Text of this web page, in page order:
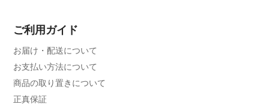
ご利用ガイド
お届け・配送について
お支払い方法について
商品の取り置きについて
正真保証